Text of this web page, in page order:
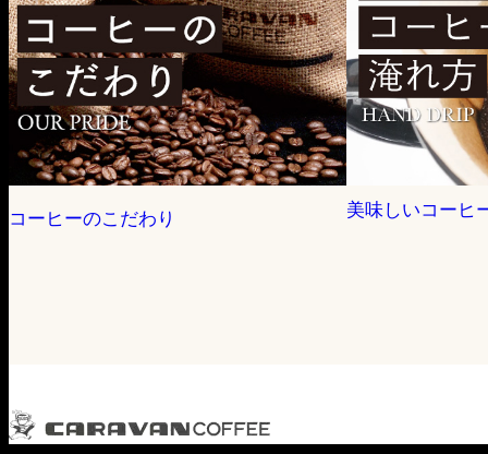
コーヒーのこだわり 美味しいコーヒ